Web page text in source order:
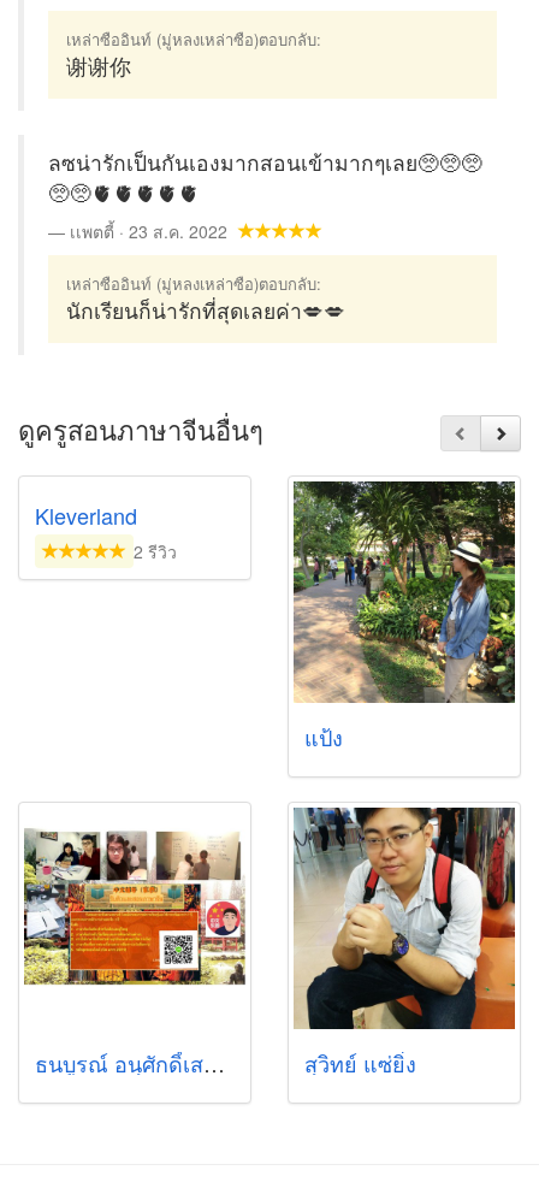
เหล่าซืออินท์ (มู่หลงเหล่าซือ)ตอบกลับ:
谢谢你
ลซน่ารักเป็นกันเองมากสอนเข้ามากๆเลย🥺🥺🥺
🥺🥺🫀🫀🫀🫀🫀
เเพตตี้ · 23 ส.ค. 2022
เหล่าซืออินท์ (มู่หลงเหล่าซือ)ตอบกลับ:
นักเรียนก็น่ารักที่สุดเลยค่า💋💋
ดูครูสอนภาษาจีนอื่นๆ
Kleverland
2 รีวิว
แป้ง
ธนบูรณ์ อนุศักดิ์เสถียร สุวิทย์ แซ่ยิ่ง